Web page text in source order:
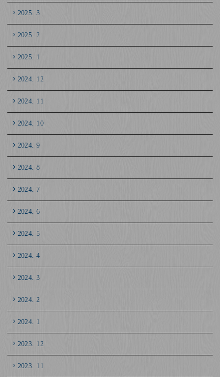
2025. 3
2025. 2
2025. 1
2024. 12
2024. 11
2024. 10
2024. 9
2024. 8
2024. 7
2024. 6
2024. 5
2024. 4
2024. 3
2024. 2
2024. 1
2023. 12
2023. 11